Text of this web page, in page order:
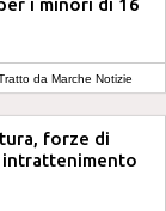
i minori di 16
da Marche Notizie
forze di